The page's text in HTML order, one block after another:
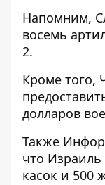
Напомним,
восемь
2.
Кроме того,
долларов
Также
что Израиль
касок и 500